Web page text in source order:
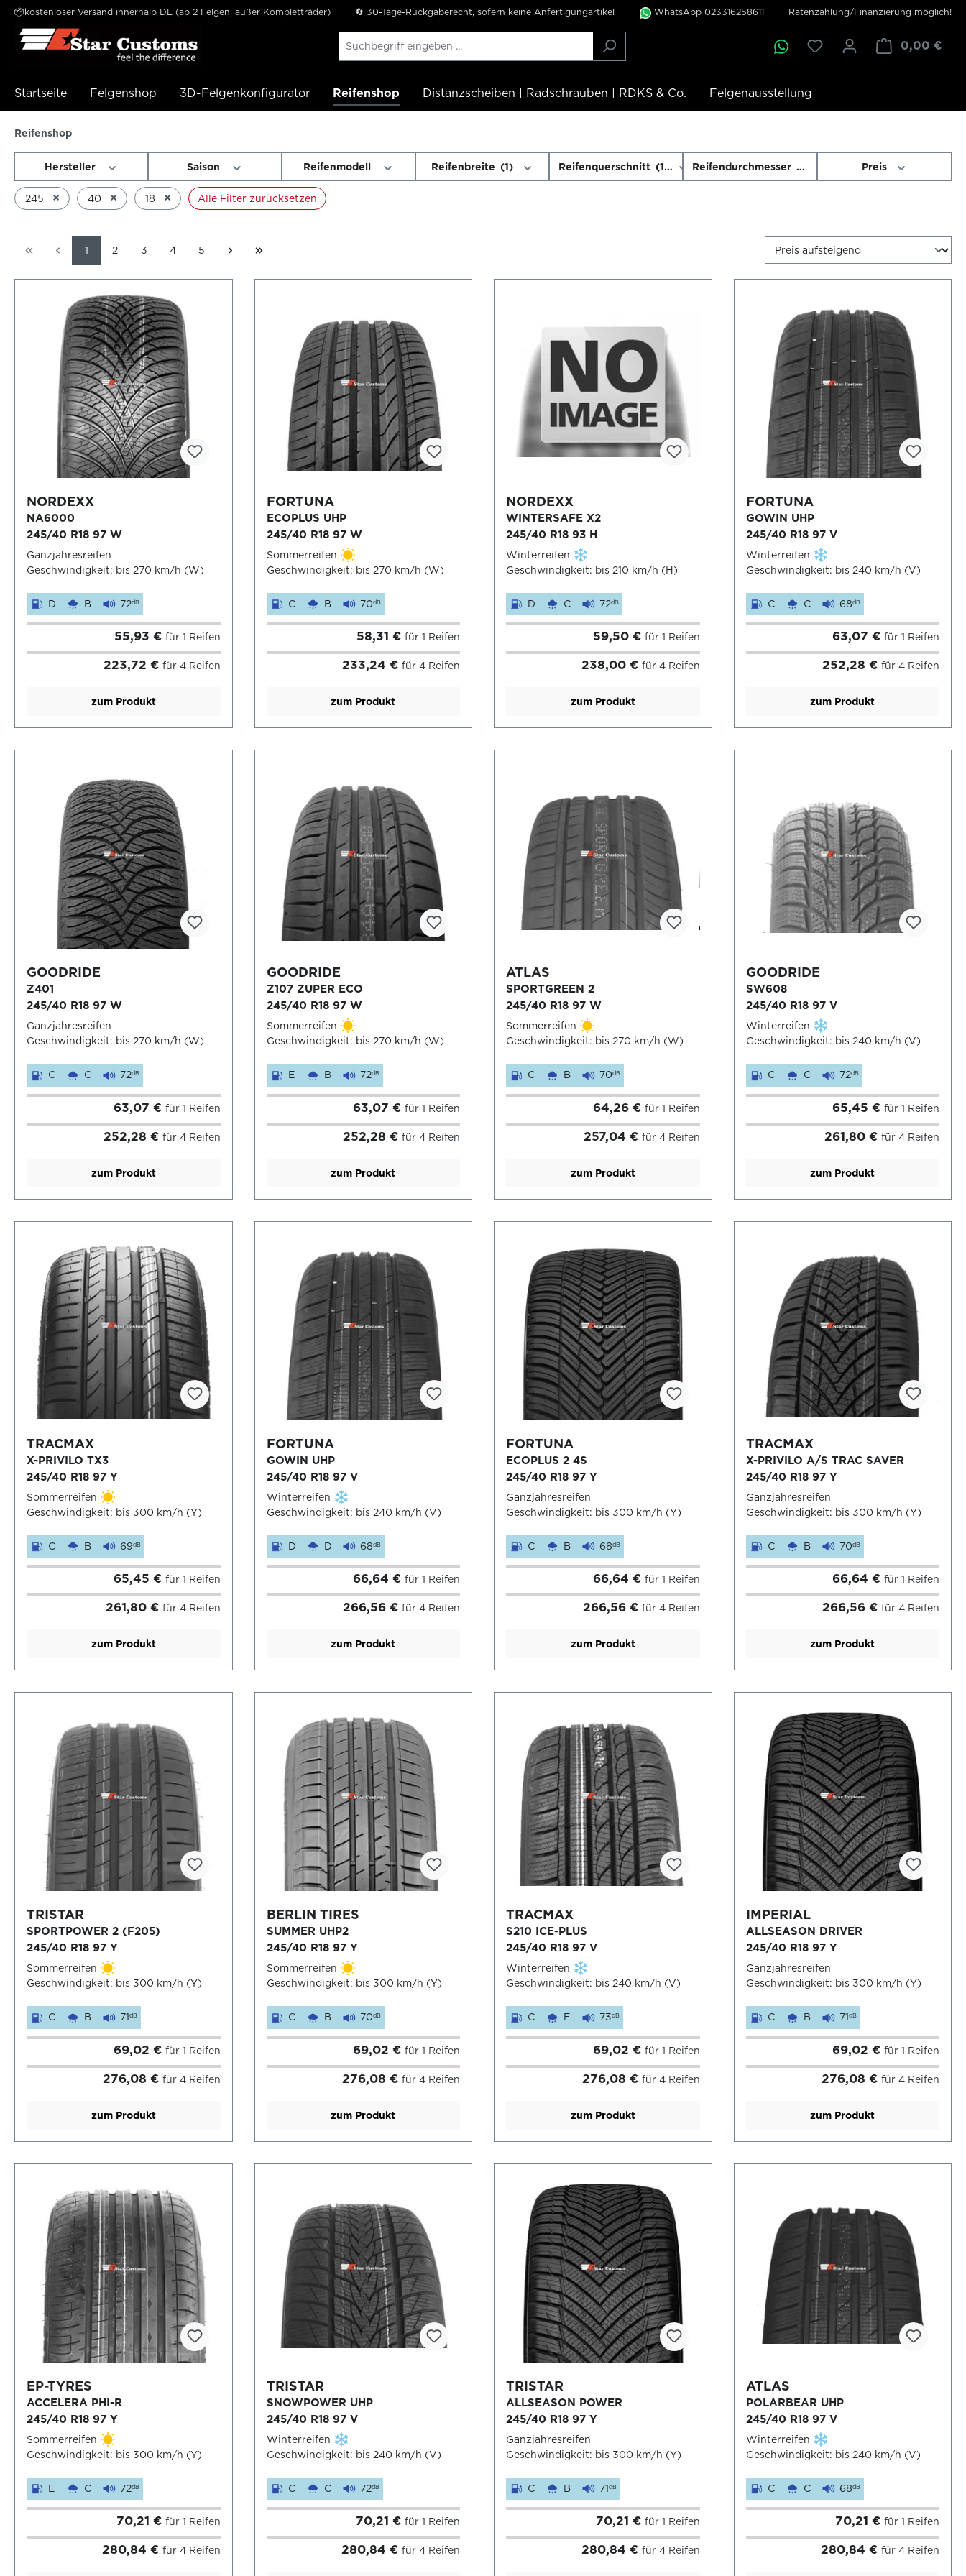
springen Zur Hauptnavigation springen
📦kostenloser Versand innerhalb DE (ab 2 Felgen, außer Kompletträder) 🔄 30-Tage-Rückgaberecht, sofern keine Anfertigungartikel WhatsApp 023316258611 Ratenzahlung/Finanzierung möglich!
0,00 €
Startseite Felgenshop 3D-Felgenkonfigurator Reifenshop Distanzscheiben | Radschrauben | RDKS & Co. Felgenausstellung
Reifenshop
Hersteller Saison Reifenmodell Reifenbreite (1) Reifenquerschnitt (1) Reifendurchmesser (1) Preis
245 × 40 × 18 × Alle Filter zurücksetzen
1 2 3 4 5
NORDEXX
NA6000
245/40 R18 97 W
Ganzjahresreifen
Geschwindigkeit: bis 270 km/h (W)
D B 72dB
55,93 € für 1 Reifen
223,72 € für 4 Reifen
zum Produkt
FORTUNA
ECOPLUS UHP
245/40 R18 97 W
Sommerreifen
Geschwindigkeit: bis 270 km/h (W)
C B 70dB
58,31 € für 1 Reifen
233,24 € für 4 Reifen
zum Produkt
NORDEXX
WINTERSAFE X2
245/40 R18 93 H
Winterreifen
Geschwindigkeit: bis 210 km/h (H)
D C 72dB
59,50 € für 1 Reifen
238,00 € für 4 Reifen
zum Produkt
FORTUNA
GOWIN UHP
245/40 R18 97 V
Winterreifen
Geschwindigkeit: bis 240 km/h (V)
C C 68dB
63,07 € für 1 Reifen
252,28 € für 4 Reifen
zum Produkt
GOODRIDE
Z401
245/40 R18 97 W
Ganzjahresreifen
Geschwindigkeit: bis 270 km/h (W)
C C 72dB
63,07 € für 1 Reifen
252,28 € für 4 Reifen
zum Produkt
GOODRIDE
Z107 ZUPER ECO
245/40 R18 97 W
Sommerreifen
Geschwindigkeit: bis 270 km/h (W)
E B 72dB
63,07 € für 1 Reifen
252,28 € für 4 Reifen
zum Produkt
ATLAS
SPORTGREEN 2
245/40 R18 97 W
Sommerreifen
Geschwindigkeit: bis 270 km/h (W)
C B 70dB
64,26 € für 1 Reifen
257,04 € für 4 Reifen
zum Produkt
GOODRIDE
SW608
245/40 R18 97 V
Winterreifen
Geschwindigkeit: bis 240 km/h (V)
C C 72dB
65,45 € für 1 Reifen
261,80 € für 4 Reifen
zum Produkt
TRACMAX
X-PRIVILO TX3
245/40 R18 97 Y
Sommerreifen
Geschwindigkeit: bis 300 km/h (Y)
C B 69dB
65,45 € für 1 Reifen
261,80 € für 4 Reifen
zum Produkt
FORTUNA
GOWIN UHP
245/40 R18 97 V
Winterreifen
Geschwindigkeit: bis 240 km/h (V)
D D 68dB
66,64 € für 1 Reifen
266,56 € für 4 Reifen
zum Produkt
FORTUNA
ECOPLUS 2 4S
245/40 R18 97 Y
Ganzjahresreifen
Geschwindigkeit: bis 300 km/h (Y)
C B 68dB
66,64 € für 1 Reifen
266,56 € für 4 Reifen
zum Produkt
TRACMAX
X-PRIVILO A/S TRAC SAVER
245/40 R18 97 Y
Ganzjahresreifen
Geschwindigkeit: bis 300 km/h (Y)
C B 70dB
66,64 € für 1 Reifen
266,56 € für 4 Reifen
zum Produkt
TRISTAR
SPORTPOWER 2 (F205)
245/40 R18 97 Y
Sommerreifen
Geschwindigkeit: bis 300 km/h (Y)
C B 71dB
69,02 € für 1 Reifen
276,08 € für 4 Reifen
zum Produkt
BERLIN TIRES
SUMMER UHP2
245/40 R18 97 Y
Sommerreifen
Geschwindigkeit: bis 300 km/h (Y)
C B 70dB
69,02 € für 1 Reifen
276,08 € für 4 Reifen
zum Produkt
TRACMAX
S210 ICE-PLUS
245/40 R18 97 V
Winterreifen
Geschwindigkeit: bis 240 km/h (V)
C E 73dB
69,02 € für 1 Reifen
276,08 € für 4 Reifen
zum Produkt
IMPERIAL
ALLSEASON DRIVER
245/40 R18 97 Y
Ganzjahresreifen
Geschwindigkeit: bis 300 km/h (Y)
C B 71dB
69,02 € für 1 Reifen
276,08 € für 4 Reifen
zum Produkt
EP-TYRES
ACCELERA PHI-R
245/40 R18 97 Y
Sommerreifen
Geschwindigkeit: bis 300 km/h (Y)
E C 72dB
70,21 € für 1 Reifen
280,84 € für 4 Reifen
TRISTAR
SNOWPOWER UHP
245/40 R18 97 V
Winterreifen
Geschwindigkeit: bis 240 km/h (V)
C C 72dB
70,21 € für 1 Reifen
280,84 € für 4 Reifen
TRISTAR
ALLSEASON POWER
245/40 R18 97 Y
Ganzjahresreifen
Geschwindigkeit: bis 300 km/h (Y)
C B 71dB
70,21 € für 1 Reifen
280,84 € für 4 Reifen
ATLAS
POLARBEAR UHP
245/40 R18 97 V
Winterreifen
Geschwindigkeit: bis 240 km/h (V)
C C 68dB
70,21 € für 1 Reifen
280,84 € für 4 Reifen